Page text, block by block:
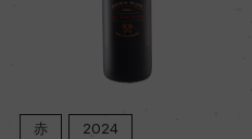
赤 2024